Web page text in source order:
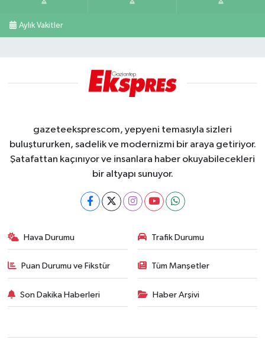
Aylık Vakitler
gazeteeksprescom, yepyeni temasıyla sizleri
buluştururken, sadelik ve modernizmi bir araya getiriyor.
Şatafattan kaçınıyor ve insanlara haber okuyabilecekleri
bir altyapı sunuyor.
Hava Durumu Trafik Durumu
Puan Durumu ve Fikstür Tüm Manşetler
Son Dakika Haberleri Haber Arşivi